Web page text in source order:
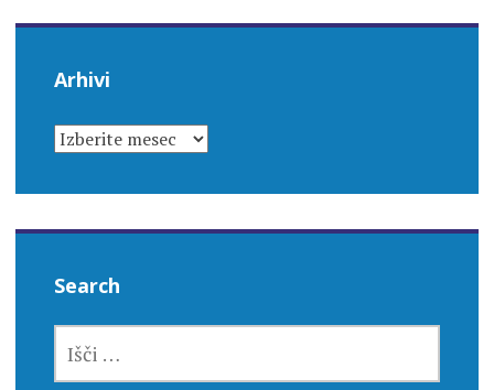
Arhivi
ARHIVI
Search